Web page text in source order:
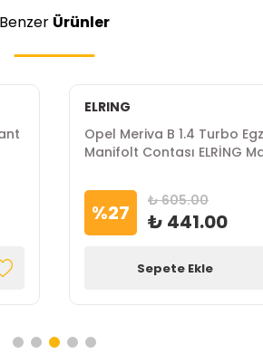
Benzer Ürünler
ELRING
Opel Meriva B 1.4 Turbo
Manifolt Contası ELRİNG
%27 ₺ 605.00
₺ 441.00
Sepete Ekle